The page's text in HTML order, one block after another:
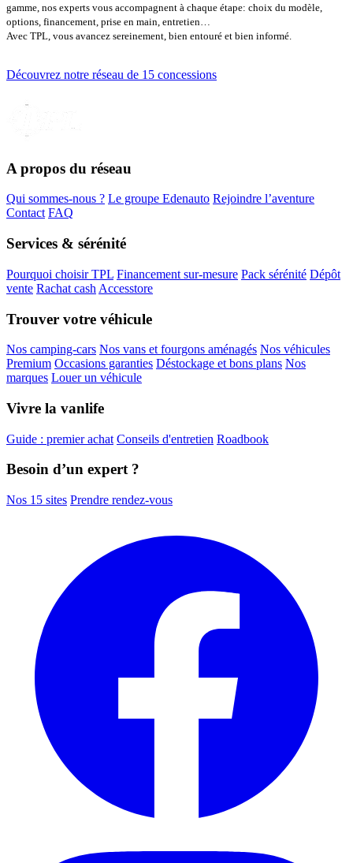
gamme, nos experts vous accompagnent à chaque étape: choix du modèle,
options, financement, prise en main, entretien…
Avec TPL, vous avancez sereinement, bien entouré et bien informé.
Découvrez notre réseau de 15 concessions
A propos du réseau
Qui sommes-nous ? Le groupe Edenauto Rejoindre l’aventure
Contact FAQ
Services & sérénité
Pourquoi choisir TPL Financement sur-mesure Pack sérénité Dépôt
vente Rachat cash Accesstore
Trouver votre véhicule
Nos camping-cars Nos vans et fourgons aménagés Nos véhicules
Premium Occasions garanties Déstockage et bons plans Nos
marques Louer un véhicule
Vivre la vanlife
Guide : premier achat Conseils d'entretien Roadbook
Besoin d’un expert ?
Nos 15 sites Prendre rendez-vous